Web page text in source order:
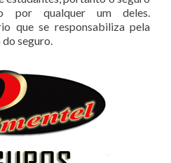
por qualquer um deles.
que se responsabiliza pela
seguro.